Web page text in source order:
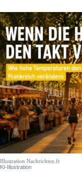
Illustration Nachrichten.fr
KI-Illustration